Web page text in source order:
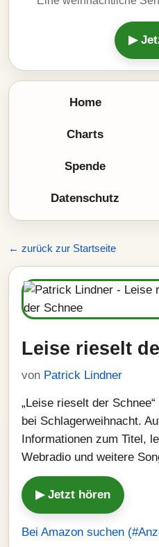
▶
Home
Charts
Spende
Datenschutz
← zurück zur Startseite
Leise rieselt
von Patrick Lindner
„Leise rieselt der
bei Schlagerweihnacht.
Informationen zum Titel,
Webradio und weitere
▶ Jetzt hören
Bei Amazon suchen